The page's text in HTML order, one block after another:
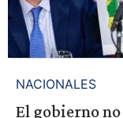
NACIONALES
El gobierno